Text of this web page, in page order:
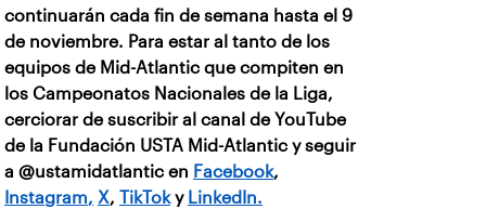
continuarán cada fin de semana hasta el 9
de noviembre. Para estar al tanto de los
equipos de Mid-Atlantic que compiten en
los Campeonatos Nacionales de la Liga,
cerciorar de suscribir al canal de YouTube
de la Fundación USTA Mid-Atlantic y seguir
a @ustamidatlantic en Facebook,
Instagram, X, TikToky LinkedIn.